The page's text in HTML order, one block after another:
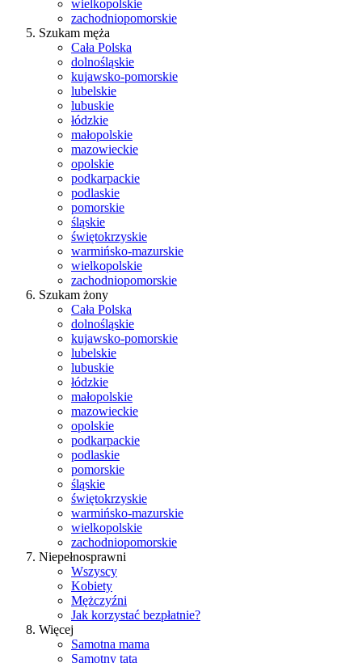
wielkopolskie
zachodniopomorskie
Szukam męża
Cała Polska
dolnośląskie
kujawsko-pomorskie
lubelskie
lubuskie
łódzkie
małopolskie
mazowieckie
opolskie
podkarpackie
podlaskie
pomorskie
śląskie
świętokrzyskie
warmińsko-mazurskie
wielkopolskie
zachodniopomorskie
Szukam żony
Cała Polska
dolnośląskie
kujawsko-pomorskie
lubelskie
lubuskie
łódzkie
małopolskie
mazowieckie
opolskie
podkarpackie
podlaskie
pomorskie
śląskie
świętokrzyskie
warmińsko-mazurskie
wielkopolskie
zachodniopomorskie
Niepełnosprawni
Wszyscy
Kobiety
Mężczyźni
Jak korzystać bezpłatnie?
Więcej
Samotna mama
Samotny tata